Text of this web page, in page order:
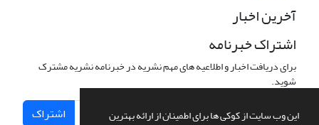
این وب سایت از کوکی ها برای اطمینان از ارائه بهترین
آخرین اخبار
اشتراک خبرنامه
برای دریافت اخبار و اطلاعیه های مهم نشریه در خبرنامه نشریه مشترک
شوید.
اشتراک